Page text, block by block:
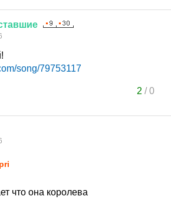
song/79753117
2 /0
что она королева